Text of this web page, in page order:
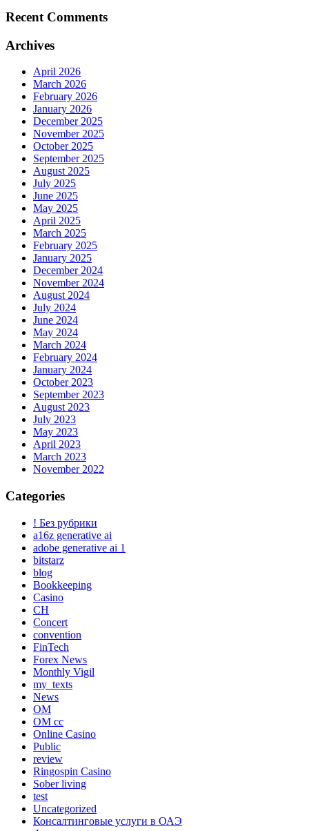
Recent Comments
Archives
April 2026
March 2026
February 2026
January 2026
December 2025
November 2025
October 2025
September 2025
August 2025
July 2025
June 2025
May 2025
April 2025
March 2025
February 2025
January 2025
December 2024
November 2024
August 2024
July 2024
June 2024
May 2024
March 2024
February 2024
January 2024
October 2023
September 2023
August 2023
July 2023
May 2023
April 2023
March 2023
November 2022
Categories
! Без рубрики
a16z generative ai
adobe generative ai 1
bitstarz
blog
Bookkeeping
Casino
CH
Concert
convention
FinTech
Forex News
Monthly Vigil
my_texts
News
OM
OM cc
Online Casino
Public
review
Ringospin Casino
Sober living
test
Uncategorized
Консалтинговые услуги в ОАЭ